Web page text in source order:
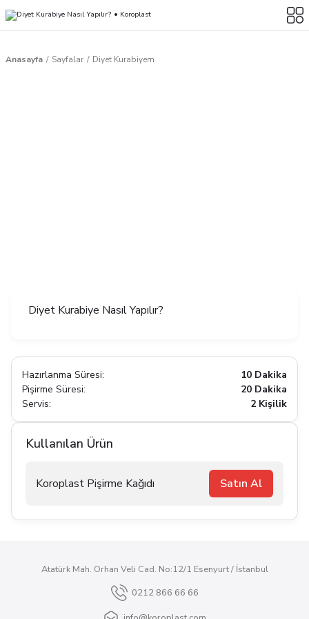
Anasayfa Sayfalar Diyet Kurabiyem
Diyet Kurabiye Nasıl Yapılır?
Hazırlanma Süresi:
10 Dakika
Pişirme Süresi:
20 Dakika
Servis:
2 Kişilik
Kullanılan Ürün
Koroplast Pişirme Kağıdı Satın Al
Atatürk Mah. Orhan Veli Cad. No:12/1 Esenyurt / İstanbul
0212 866 66 66